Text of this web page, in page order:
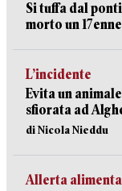
Si tuffa dal
morto un 17enne
L’incidente
Evita un
sfiorata ad
di Nicola Nieddu
Allerta